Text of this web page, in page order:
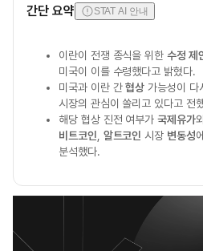
간단 요약 STAT AI 안내
이란이 전쟁 종식을 위한수정 제
미국이 이를 수령했다고 밝혔다.
미국과 이란 간협상 가능성이 다
시장의 관심이 쏠리고 있다고 전
해당 협상 진전 여부가국제유가
비트코인 알트코인 시장 변동성
분석했다.